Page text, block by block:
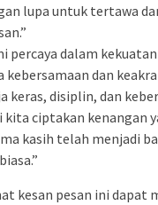
lupa untuk tertawa
percaya dalam
kebersamaan dan
keras, disiplin, dan
kita ciptakan kenangan
kasih telah menjadi
kesan pesan ini dapat